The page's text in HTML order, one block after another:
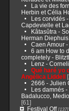
La vie des
Herbin et Célia
Les corvidés
Capdevielle et
Kâtasûtra -
Herman Diephuis
Caen Amour
6 am How to
completely -
Lenz -
Qué haré yo
Angélica Liddell
2666 - Julien
Les damnés -
Badalucco,
[61]
Festival Off[137]